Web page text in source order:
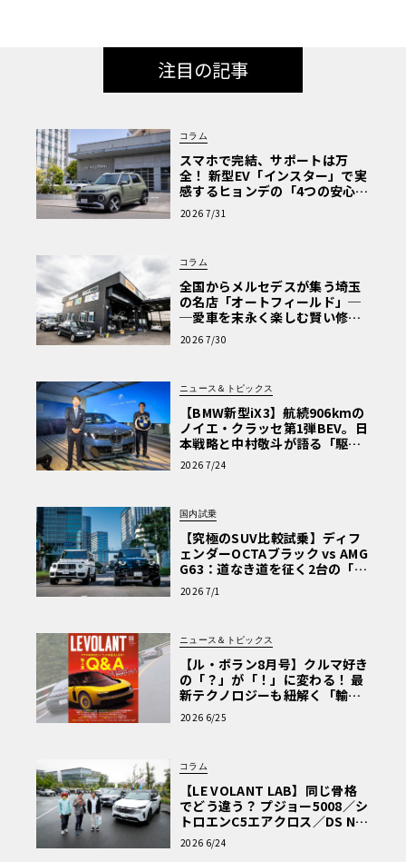
注目の記事
コラム
スマホで完結、サポートは万
全！ 新型EV「インスター」で実
感するヒョンデの「4つの安心」
【第1回・ヒョンデ6つの疑問：
Why? Hyundai?】〈PR〉
2026 7/31
コラム
全国からメルセデスが集う埼玉
の名店「オートフィールド」─
─愛車を末永く楽しむ賢い修理
術と、プロがフックス製オイル
を選ぶ理由〈PR〉
2026 7/30
ニュース＆トピックス
【BMW新型iX3】航続906kmの
ノイエ・クラッセ第1弾BEV。日
本戦略と中村敬斗が語る「駆け
ぬける歓び」
2026 7/24
国内試乗
【究極のSUV比較試乗】ディフ
ェンダーOCTAブラック vs AMG
G63：道なき道を征く2台の「対
極的アプローチ」
2026 7/1
ニュース＆トピックス
【ル・ボラン8月号】クルマ好き
の「？」が「！」に変わる！ 最
新テクノロジーも紐解く「輸入
車Q&A」
2026 6/25
コラム
【LE VOLANT LAB】同じ骨格
でどう違う？ プジョー5008／シ
トロエンC5エアクロス／DS Nº4
読者一気乗りレポート
2026 6/24